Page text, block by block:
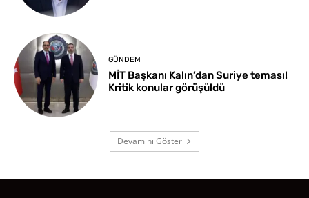
GÜNDEM
MİT Başkanı Kalın’dan Suriye teması!
Kritik konular görüşüldü
Devamını Göster